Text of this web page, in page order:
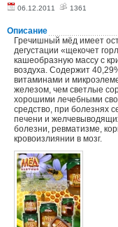
06.12.2011 1361
Описание
Гречишный мёд имеет
дегустации «щекочет
кашеобразную массу с
воздуха. Содержит
витаминами и
железом, чем светлые
хорошими лечебными
средство, при болезнях
печени и
болезни, ревматизме,
кровоизлиянии в мозг.